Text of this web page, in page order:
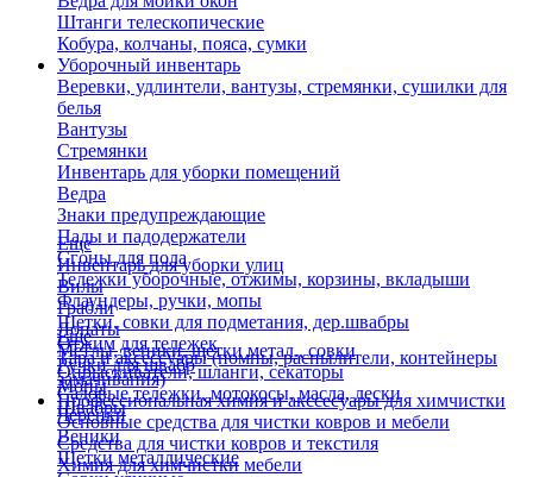
Штанги телескопические
Кобура, колчаны, пояса, сумки
Уборочный инвентарь
Веревки, удлинтели, вантузы, стремянки, сушилки для
белья
Вантузы
Стремянки
Инвентарь для уборки помещений
Ведра
Знаки предупреждающие
Пады и падодержатели
Сгоны для пола
Тележки уборочные, отжимы, корзины, вкладыши
Флаундеры, ручки, мопы
Щетки, совки для подметания, дер.швабры
Отжим для тележек
Ручки для швабр
Мопы
Швабры
Еще
Инвентарь для уборки улиц
Вилы
Грабли
Лопаты
Метлы, веники, щетки метал., совки
Опрыскиватели, шланги, секаторы
Садовые тележки, мотокосы, масла, лески
Черенки
Веники
Щетки металлические
Еще
Тара и аксессуары (помпы, распылители, контейнеры
замачивания)
Профессиональная химия и акссесуары для химчистки
Основные средства для чистки ковров и мебели
Средства для чистки ковров и текстиля
Химия для химчистки мебели